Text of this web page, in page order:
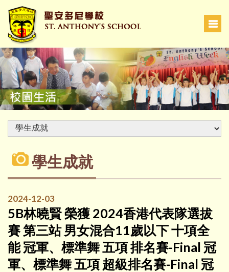
學生成就
2024-12-03
5B林曉賢 榮獲 2024香港代表隊選拔
賽 第三站 男女混合11歲以下 十項全
能 冠軍、標準舞 五項 排名賽-Final 冠
軍、標準舞 五項 超級排名賽-Final 冠